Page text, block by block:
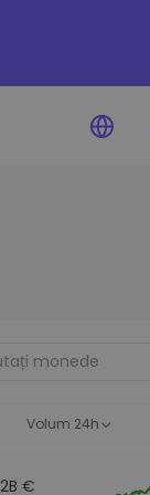
Volum 24h
€